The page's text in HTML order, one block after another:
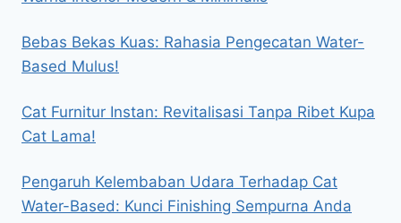
Bebas Bekas Kuas: Rahasia Pengecatan Water-
Based Mulus!
Cat Furnitur Instan: Revitalisasi Tanpa Ribet Kupa
Cat Lama!
Pengaruh Kelembaban Udara Terhadap Cat
Water-Based: Kunci Finishing Sempurna Anda